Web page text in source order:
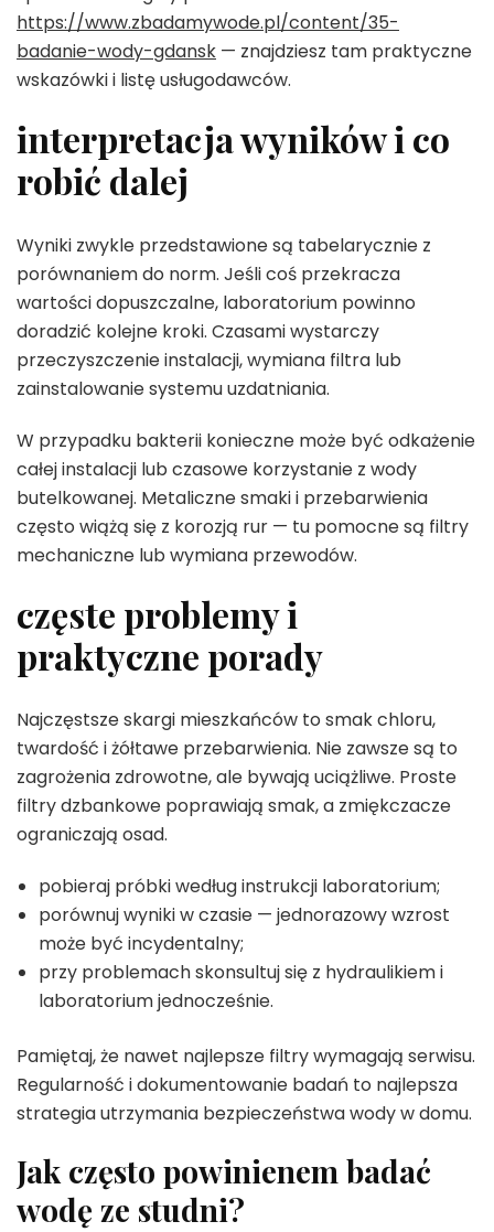
https://www.zbadamywode.pl/content/35-
badanie-wody-gdansk — znajdziesz tam praktyczne
wskazówki i listę usługodawców.
interpretacja wyników i co
robić dalej
Wyniki zwykle przedstawione są tabelarycznie z
porównaniem do norm. Jeśli coś przekracza
wartości dopuszczalne, laboratorium powinno
doradzić kolejne kroki. Czasami wystarczy
przeczyszczenie instalacji, wymiana filtra lub
zainstalowanie systemu uzdatniania.
W przypadku bakterii konieczne może być odkażenie
całej instalacji lub czasowe korzystanie z wody
butelkowanej. Metaliczne smaki i przebarwienia
często wiążą się z korozją rur — tu pomocne są filtry
mechaniczne lub wymiana przewodów.
częste problemy i
praktyczne porady
Najczęstsze skargi mieszkańców to smak chloru,
twardość i żółtawe przebarwienia. Nie zawsze są to
zagrożenia zdrowotne, ale bywają uciążliwe. Proste
filtry dzbankowe poprawiają smak, a zmiękczacze
ograniczają osad.
pobieraj próbki według instrukcji laboratorium;
porównuj wyniki w czasie — jednorazowy wzrost
może być incydentalny;
przy problemach skonsultuj się z hydraulikiem i
laboratorium jednocześnie.
Pamiętaj, że nawet najlepsze filtry wymagają serwisu.
Regularność i dokumentowanie badań to najlepsza
strategia utrzymania bezpieczeństwa wody w domu.
Jak często powinienem badać
wodę ze studni?